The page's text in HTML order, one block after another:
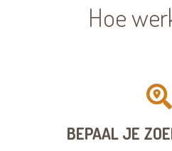
Hoe
BEPAAL JE